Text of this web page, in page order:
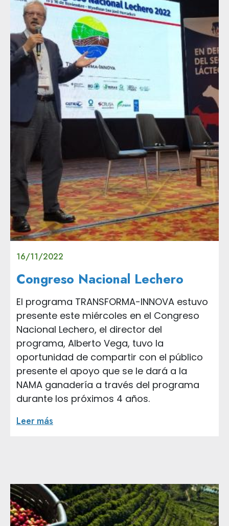
16/11/2022
Congreso Nacional Lechero
El programa TRANSFORMA-INNOVA estuvo
presente este miércoles en el Congreso
Nacional Lechero, el director del
programa, Alberto Vega, tuvo la
oportunidad de compartir con el público
presente el apoyo que se le dará a la
NAMA ganadería a través del programa
durante los próximos 4 años.
Leer más